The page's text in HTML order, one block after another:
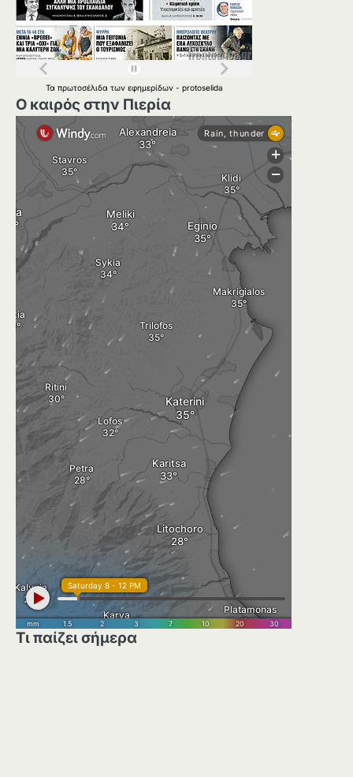
Τα πρωτοσέλιδα των εφημερίδων - protoselida
Ο καιρός στην Πιερία
Τι παίζει σήμερα